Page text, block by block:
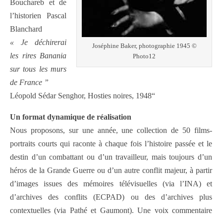
Joséphine Baker, photographie 1945 ©
Photo12
Bouchareb et de
l’historien Pascal
Blanchard
« Je déchirerai
les rires Banania
sur tous les murs
de France ”
Léopold Sédar Senghor, Hosties noires, 1948“
Un format dynamique de réalisation
Nous proposons, sur une année, une collection de 50 films-
portraits courts qui raconte à chaque fois l’histoire passée et le
destin d’un combattant ou d’un travailleur, mais toujours d’un
héros de la Grande Guerre ou d’un autre conflit majeur, à partir
d’images issues des mémoires télévisuelles (via l’INA) et
d’archives des conflits (ECPAD) ou des d’archives plus
contextuelles (via Pathé et Gaumont). Une voix commentaire